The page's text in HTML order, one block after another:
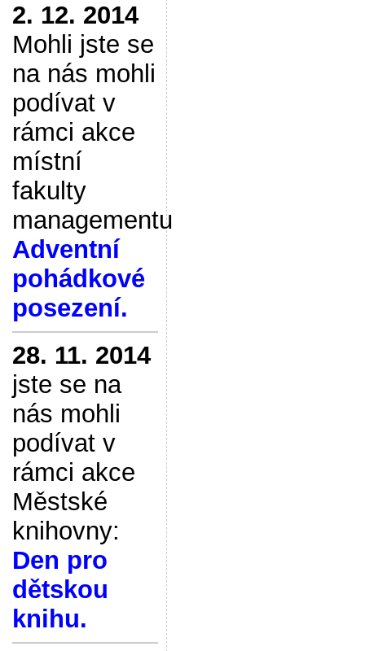
2. 12. 2014
Mohli jste se
na nás mohli
podívat v
rámci akce
místní
fakulty
managementu
Adventní
pohádkové
posezení.
28. 11. 2014
jste se na
nás mohli
podívat v
rámci akce
Městské
knihovny:
Den pro
dětskou
knihu.